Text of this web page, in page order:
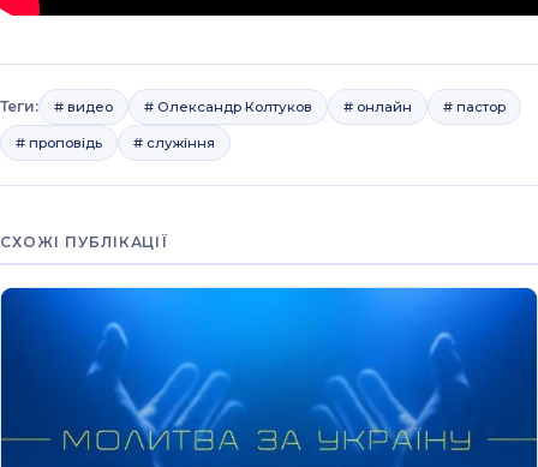
Теги: # видео # Олександр Колтуков # онлайн # пастор
# проповідь # служіння
СХОЖІ ПУБЛІКАЦІЇ